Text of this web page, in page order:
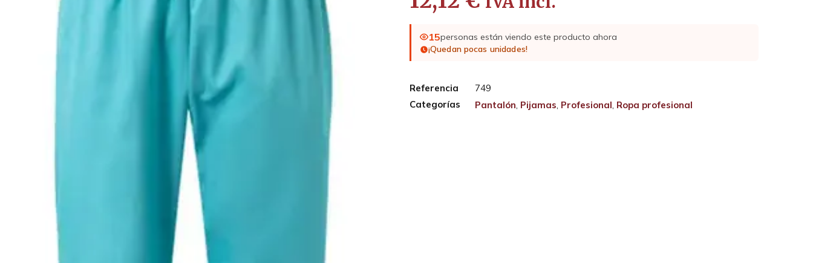
15personas están viendo este producto ahora
¡Quedan pocas unidades!
Referencia
749
Categorías
Pantalón, Pijamas, Profesional, Ropa profesional